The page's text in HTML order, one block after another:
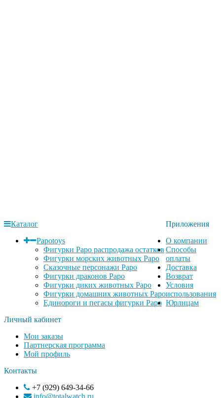
Каталог
Papotoys
Фигурки Papo распродажа остатков
Фигурки морских животных Papo
Сказочные персонажи Papo
Фигурки драконов Papo
Фигурки диких животных Papo
Фигурки домашних животных Papo
Единороги и пегасы фигурки Papo
Приложения
О компании
Способы
оплаты
Доставка
Возврат
Условия
использования
Юрлицам
Личный кабинет
Мои заказы
Партнерская программа
Мой профиль
Контакты
+7 (929) 649-34-66
info@totalwatch.ru